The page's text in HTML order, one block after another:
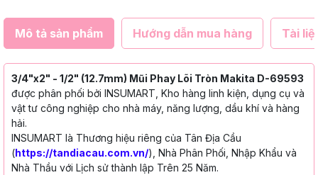
Mô tả sản phẩm Hướng dẫn mua hàng Tài
3/4"x2" - 1/2" (12.7mm) Mũi Phay Lõi Tròn Makita D-69593
được phân phối bởi INSUMART, Kho hàng linh kiện, dụng cụ và
vật tư công nghiệp cho nhà máy, năng lượng, dầu khí và hàng
hải.
INSUMART là Thương hiệu riêng của Tân Địa Cầu
(https://tandiacau.com.vn/), Nhà Phân Phối, Nhập Khẩu và
Nhà Thầu với Lịch sử thành lập Trên 25 Năm.